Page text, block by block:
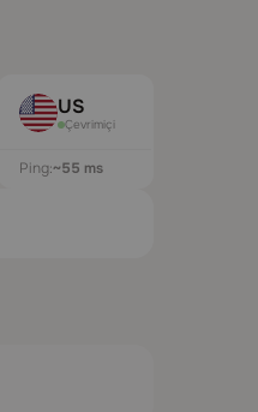
US
Çevrimiçi
Ping:~55 ms